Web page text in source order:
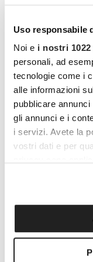
Uso responsabile
Noi e i nostri
personali, ad
tecnologie come i
alle informazioni
pubblicare
gli annunci e i
i servizi. Avete la
vostri dati e per
modificare o
sull'icona di
I